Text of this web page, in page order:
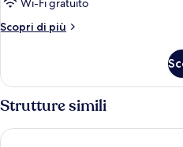
letto
2
letti
singoli
Wi-Fi gratuito
Scopri di più
Altri
Executive
con
letto
matrimoniale
o
Strutture simili
Kandarpa Ubud